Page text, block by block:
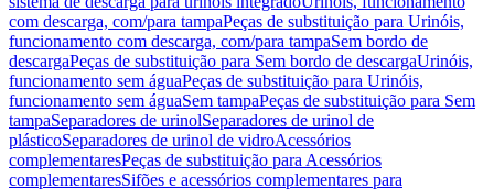
com descarga, com/para tampaPeças de substituição para Urinóis,
funcionamento com descarga, com/para tampaSem bordo de
descargaPeças de substituição para Sem bordo de descargaUrinóis,
funcionamento sem águaPeças de substituição para Urinóis,
funcionamento sem águaSem tampaPeças de substituição para Sem
tampaSeparadores de urinolSeparadores de urinol de
plásticoSeparadores de urinol de vidroAcessórios
complementaresPeças de substituição para Acessórios
complementaresSifões e acessórios complementares para